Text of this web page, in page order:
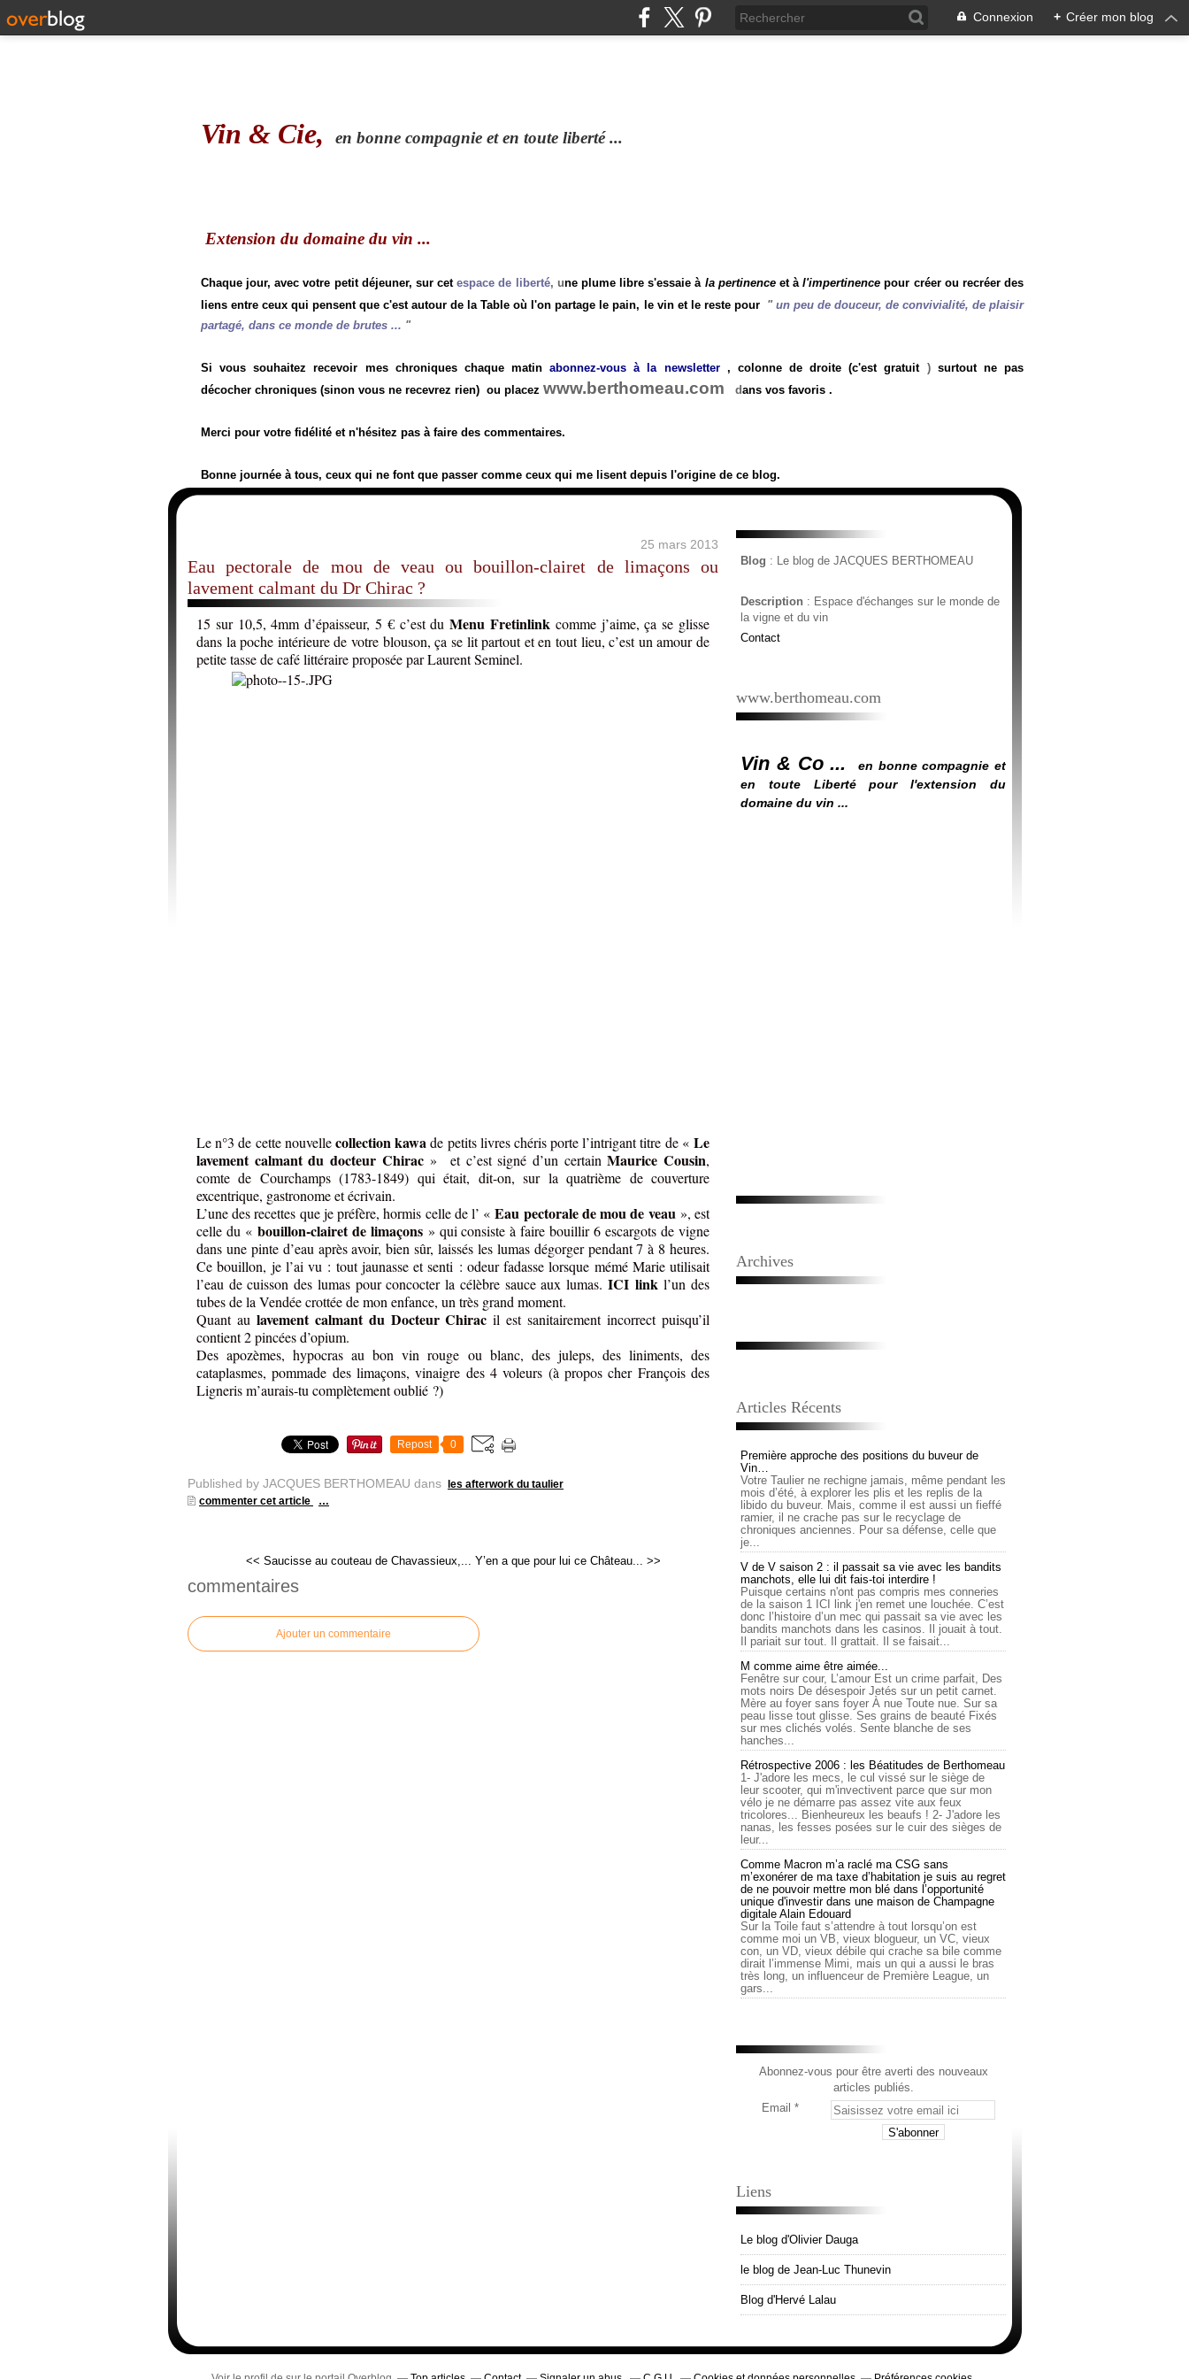
Connexion + Créer mon blog
Vin & Cie, en bonne compagnie et en toute liberté ...
Extension du domaine du vin ...
Chaque jour, avec votre petit déjeuner, sur cetespace de liberté, une plume libre s'essaie à la pertinenceet àl'impertinence pour créer ou recréer des
liens entre ceux qui pensent que c'est autour de la Table où l'on partage le pain, le vin et le reste pour "un peu de douceur, de convivialité, de plaisir
partagé, dans ce monde de brutes ... "
Si vous souhaitez recevoir mes chroniques chaque matinabonnez-vous à la newsletter, colonne de droite (c'est gratuit) surtout ne pas
décocher chroniques (sinon vous ne recevrez rien) ou placez www.berthomeau.com dans vos favoris .
Merci pour votre fidélité et n'hésitez pas à faire des commentaires.
Bonne journée à tous, ceux qui ne font que passer comme ceux qui me lisent depuis l'origine de ce blog.
25 mars 2013
Eau pectorale de mou de veau ou bouillon-clairet de limaçons ou
lavement calmant du Dr Chirac ?
15 sur 10,5, 4mm d’épaisseur, 5 € c’est duMenu Fretinlink comme j’aime, ça se glisse
dans la poche intérieure de votre blouson, ça se lit partout et en tout lieu, c’est un amour de
petite tasse de café littéraire proposée par Laurent Seminel.
Le n°3 de cette nouvellecollection kawade petits livres chéris porte l’intrigant titre de « Le
lavement calmant du docteur Chirac» et c’est signé d’un certainMaurice Cousin,
comte de Courchamps (1783-1849) qui était, dit-on, sur la quatrième de couverture
excentrique, gastronome et écrivain.
L’une des recettes que je préfère, hormis celle de l’ «Eau pectorale de mou de veau », est
celle du « bouillon-clairet de limaçons» qui consiste à faire bouillir 6 escargots de vigne
dans une pinte d’eau après avoir, bien sûr, laissés les lumas dégorger pendant 7 à 8 heures.
Ce bouillon, je l’ai vu : tout jaunasse et senti : odeur fadasse lorsque mémé Marie utilisait
l’eau de cuisson des lumas pour concocter la célèbre sauce aux lumas. ICI link l’un des
tubes de la Vendée crottée de mon enfance, un très grand moment.
Quant au lavement calmant du Docteur Chirac il est sanitairement incorrect puisqu’il
contient 2 pincées d’opium.
Des apozèmes, hypocras au bon vin rouge ou blanc, des juleps, des liniments, des
cataplasmes, pommade des limaçons, vinaigre des 4 voleurs (à propos cher François des
Ligneris m’aurais-tu complètement oublié ?)
Repost 0
Published by JACQUES BERTHOMEAU dans
les afterwork du taulier
commenter cet article
…
<< Saucisse au couteau de Chavassieux,... Y’en a que pour lui ce Château... >>
commentaires
Ajouter un commentaire
Blog : Le blog de JACQUES BERTHOMEAU
Description : Espace d'échanges sur le monde de
la vigne et du vin
Contact
www.berthomeau.com
Vin & Co ...
en bonne compagnie et
en toute Liberté pour l'extension du
domaine du vin ...
Archives
Articles Récents
Première approche des positions du buveur de
Vin…
Votre Taulier ne rechigne jamais, même pendant les
mois d’été, à explorer les plis et les replis de la
libido du buveur. Mais, comme il est aussi un fieffé
ramier, il ne crache pas sur le recyclage de
chroniques anciennes. Pour sa défense, celle que
je...
V de V saison 2 : il passait sa vie avec les bandits
manchots, elle lui dit fais-toi interdire !
Puisque certains n'ont pas compris mes conneries
de la saison 1 ICI link j'en remet une louchée. C’est
donc l’histoire d’un mec qui passait sa vie avec les
bandits manchots dans les casinos. Il jouait à tout.
Il pariait sur tout. Il grattait. Il se faisait...
M comme aime être aimée...
Fenêtre sur cour, L’amour Est un crime parfait, Des
mots noirs De désespoir Jetés sur un petit carnet.
Mère au foyer sans foyer À nue Toute nue. Sur sa
peau lisse tout glisse. Ses grains de beauté Fixés
sur mes clichés volés. Sente blanche de ses
hanches...
Rétrospective 2006 : les Béatitudes de Berthomeau
1- J'adore les mecs, le cul vissé sur le siège de
leur scooter, qui m'invectivent parce que sur mon
vélo je ne démarre pas assez vite aux feux
tricolores... Bienheureux les beaufs ! 2- J'adore les
nanas, les fesses posées sur le cuir des sièges de
leur...
Comme Macron m’a raclé ma CSG sans
m’exonérer de ma taxe d’habitation je suis au regret
de ne pouvoir mettre mon blé dans l’opportunité
unique d'investir dans une maison de Champagne
digitale Alain Edouard
Sur la Toile faut s’attendre à tout lorsqu’on est
comme moi un VB, vieux blogueur, un VC, vieux
con, un VD, vieux débile qui crache sa bile comme
dirait l’immense Mimi, mais un qui a aussi le bras
très long, un influenceur de Première League, un
gars...
Abonnez-vous pour être averti des nouveaux
articles publiés.
Email
Liens
Le blog d'Olivier Dauga
le blog de Jean-Luc Thunevin
Blog d'Hervé Lalau